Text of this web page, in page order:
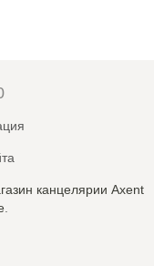
канцелярии Axent